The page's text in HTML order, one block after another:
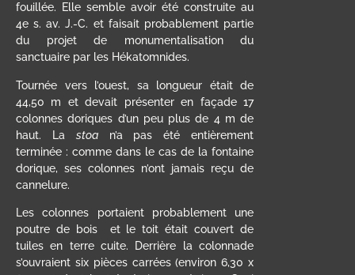
fouillée. Elle semble avoir été construite au
4e s. av. J.-C. et faisait probablement partie
du projet de monumentalisation du
sanctuaire par les Hékatomnides.
Tournée vers l’ouest, sa longueur était de
44,50 m et devait présenter en façade 17
colonnes doriques d’un peu plus de 4 m de
haut. La stoan’a pas été entièrement
terminée : comme dans le cas de la fontaine
dorique, ses colonnes n’ont jamais reçu de
cannelure.
Les colonnes portaient probablement une
poutre de bois et le toit était couvert de
tuiles en terre cuite. Derrière la colonnade
s’ouvraient six pièces carrées (environ 6,30 x